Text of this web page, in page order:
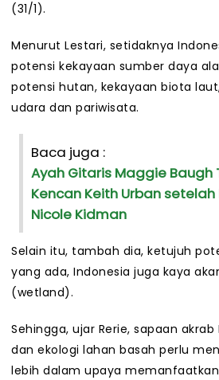
(31/1).
Menurut Lestari, setidaknya
potensi kekayaan sumber daya
potensi hutan, kekayaan biota
udara dan pariwisata.
Baca juga :
Ayah Gitaris Maggie Baugh
Kencan Keith Urban
Nicole Kidman
Selain itu, tambah dia, ketujuh
yang ada, Indonesia juga kaya
(wetland).
Sehingga, ujar Rerie, sapaan
dan ekologi lahan basah perlu
lebih dalam upaya